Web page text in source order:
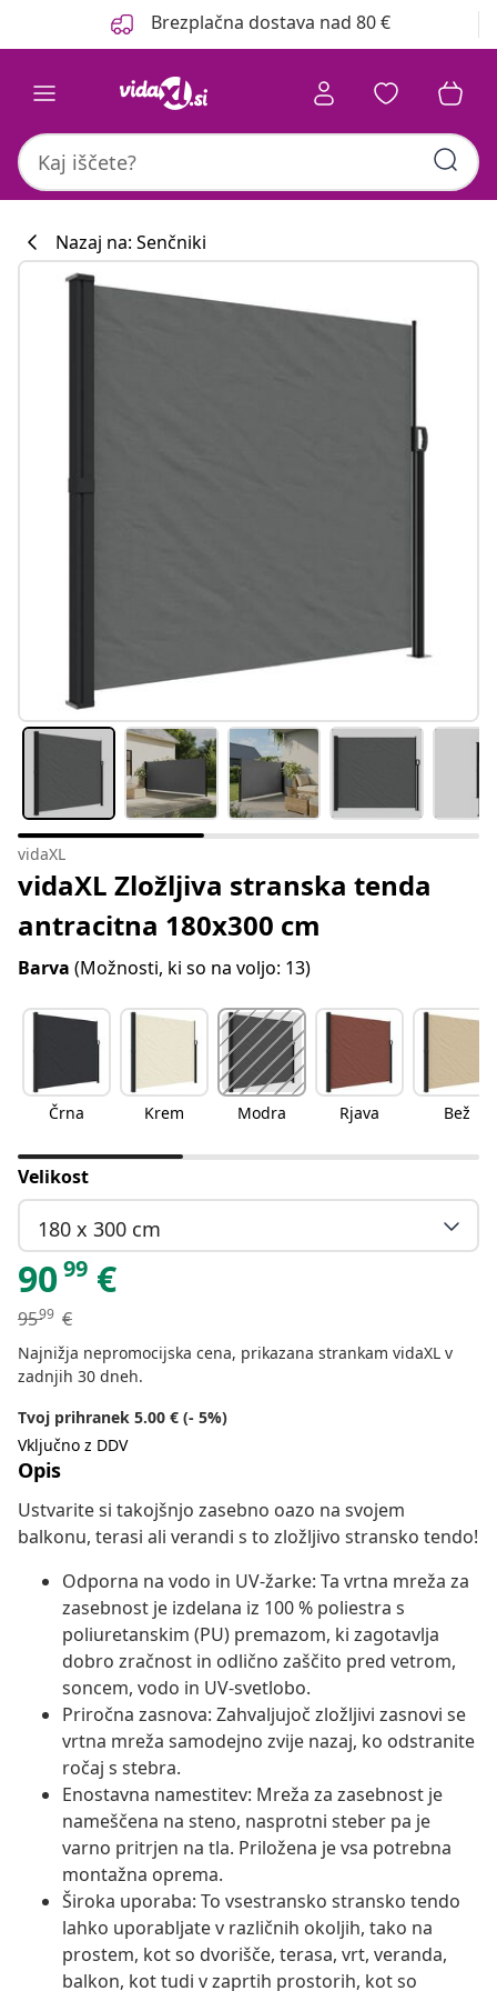
Brezplačna dostava nad 80 €
Nazaj na: Senčniki
vidaXL
vidaXL Zložljiva stranska tenda
antracitna 180x300 cm
Barva (Možnosti, ki so na voljo: 13)
Črna Krem Modra Rjava Bež
Velikost
180 x 300 cm
9099 €
9599 €
Najnižja nepromocijska cena, prikazana strankam vidaXL v
zadnjih 30 dneh.
Tvoj prihranek 5.00 € (- 5%)
Vključno z DDV
Opis
Ustvarite si takojšnjo zasebno oazo na svojem
balkonu, terasi ali verandi s to zložljivo stransko tendo!
Odporna na vodo in UV-žarke: Ta vrtna mreža za
zasebnost je izdelana iz 100 % poliestra s
poliuretanskim (PU) premazom, ki zagotavlja
dobro zračnost in odlično zaščito pred vetrom,
soncem, vodo in UV-svetlobo.
Priročna zasnova: Zahvaljujoč zložljivi zasnovi se
vrtna mreža samodejno zvije nazaj, ko odstranite
ročaj s stebra.
Enostavna namestitev: Mreža za zasebnost je
nameščena na steno, nasprotni steber pa je
varno pritrjen na tla. Priložena je vsa potrebna
montažna oprema.
Široka uporaba: To vsestransko stransko tendo
lahko uporabljate v različnih okoljih, tako na
prostem, kot so dvorišče, terasa, vrt, veranda,
balkon, kot tudi v zaprtih prostorih, kot so